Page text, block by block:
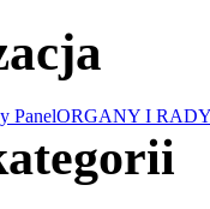
PanelORGANY I RADY